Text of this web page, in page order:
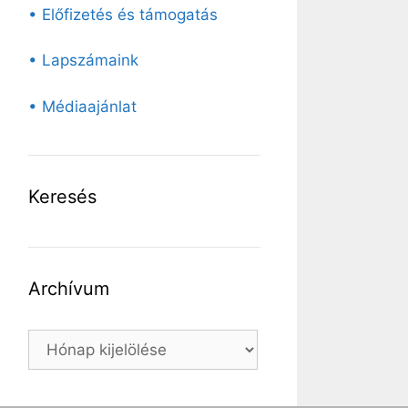
• Előfizetés és támogatás
• Lapszámaink
• Médiaajánlat
Keresés
Archívum
Archívum